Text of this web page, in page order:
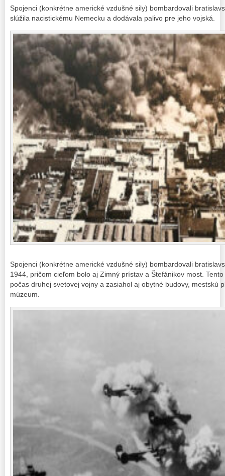
Spojenci (konkrétne americké vzdušné sily) bombardovali
slúžila nacistickému Nemecku a dodávala palivo pre jeho vojská.
Spojenci (konkrétne americké vzdušné sily) bombardovali
1944, pričom cieľom bolo aj Zimný prístav a Štefánikov most.
počas druhej svetovej vojny a zasiahol aj obytné budovy, mestskú
múzeum.